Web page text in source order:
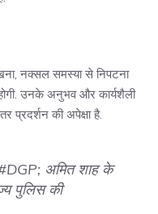
नक्सल समस्या से निपटना
उनके अनुभव और कार्यशैली
की अपेक्षा है.
; अमित शाह के
पुलिस की